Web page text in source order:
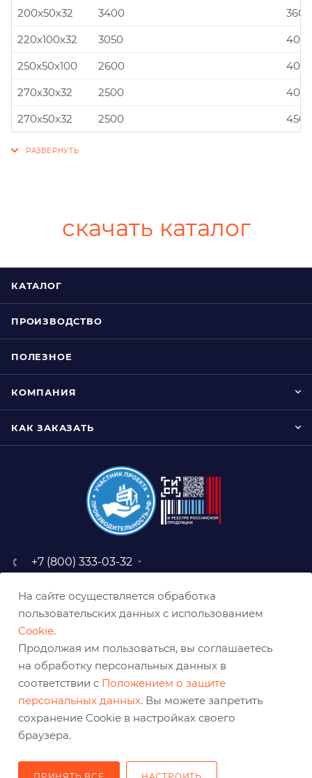
200x50x32
3400
220x100x32
3050
250x50x100
2600
270x30x32
2500
270x50x32
2500
скачать каталог
КАТАЛОГ
ПРОИЗВОДСТВО
ПОЛЕЗНОЕ
КОМПАНИЯ
КАК ЗАКАЗАТЬ
+7 (800) 333-03-32
baz@belabraziv.ru
308009, Россия, г. Белгород,
На сайте осуществляется обработка
пользовательских данных с использованием
Cookie.
Продолжая им пользоваться, вы соглашаетесь
на обработку персональных данных в
соответствии с Положением о защите
персональных данных. Вы можете запретить
сохранение Cookie в настройках своего
браузера.